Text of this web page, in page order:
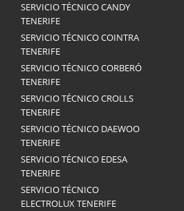
SERVICIO TÉCNICO CANDY
TENERIFE
SERVICIO TÉCNICO COINTRA
TENERIFE
SERVICIO TÉCNICO CORBERÓ
TENERIFE
SERVICIO TÉCNICO CROLLS
TENERIFE
SERVICIO TÉCNICO DAEWOO
TENERIFE
SERVICIO TÉCNICO EDESA
TENERIFE
SERVICIO TÉCNICO
ELECTROLUX TENERIFE